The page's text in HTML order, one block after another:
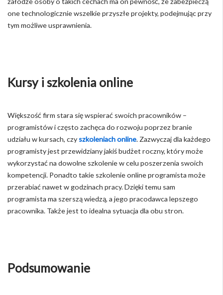
one technologicznie wszelkie przyszłe projekty, podejmując przy
tym możliwe usprawnienia.
Kursy i szkolenia online
Większość firm stara się wspierać swoich pracowników –
programistów i często zachęca do rozwoju poprzez branie
udziału w kursach, czyszkoleniach online. Zazwyczaj dla każdego
programisty jest przewidziany jakiś budżet roczny, który może
wykorzystać na dowolne szkolenie w celu poszerzenia swoich
kompetencji. Ponadto takie szkolenie online programista może
przerabiać nawet w godzinach pracy. Dzięki temu sam
programista ma szerszą wiedzą, a jego pracodawca lepszego
pracownika. Także jest to idealna sytuacja dla obu stron.
Podsumowanie